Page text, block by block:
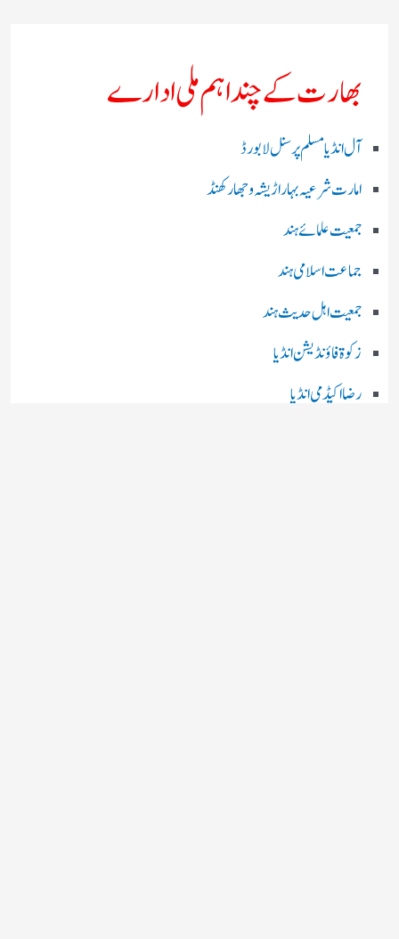
بھارت کے چند اہم ملی ادارے
آل انڈیا مسلم پرسنل لا بورڈ
امارت شرعیہ بہار اڑیشہ و جھارکھنڈ
جمعیت علمائے ہند
جماعت اسلامی ہند
جمعیت اہل حدیث ہند
زکوۃ فاؤنڈیشن انڈیا
رضا اکیڈمی انڈیا